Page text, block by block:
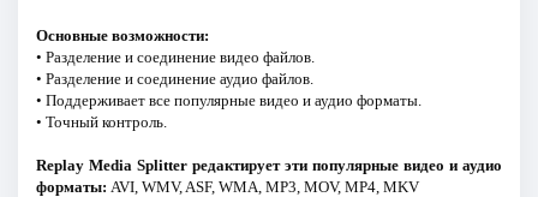
Основные возможности:
• Разделение и соединение видео файлов.
• Разделение и соединение аудио файлов.
• Поддерживает все популярные видео и аудио форматы.
• Точный контроль.
Replay Media Splitter редактирует эти популярные видео и аудио
форматы: AVI, WMV, ASF, WMA, MP3, MOV, MP4, MKV